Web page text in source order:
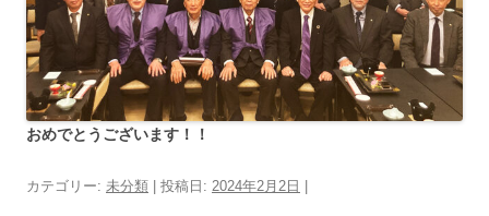
おめでとうございます！！
カテゴリー: 未分類 | 投稿日: 2024年2月2日